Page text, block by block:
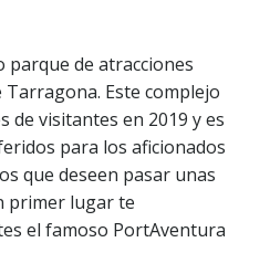
de atracciones
Este complejo
de visitantes en 2019 y es
para los aficionados
que deseen pasar unas
primer lugar te
el famoso PortAventura